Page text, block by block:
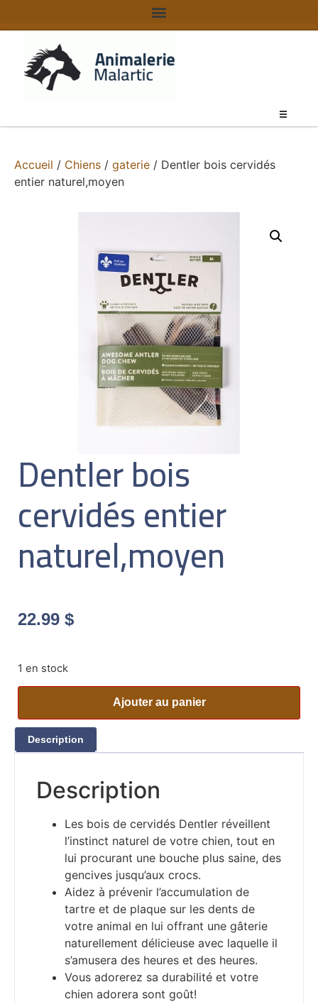
Accueil / Chiens / gaterie / Dentler bois cervidés
entier naturel,moyen
Dentler bois
cervidés entier
naturel,moyen
22.99 $
1 en stock
Ajouter au panier
Description
Description
Les bois de cervidés Dentler réveillent
l’instinct naturel de votre chien, tout en
lui procurant une bouche plus saine, des
gencives jusqu’aux crocs.
Aidez à prévenir l’accumulation de
tartre et de plaque sur les dents de
votre animal en lui offrant une gâterie
naturellement délicieuse avec laquelle il
s’amusera des heures et des heures.
Vous adorerez sa durabilité et votre
chien adorera sont goût!